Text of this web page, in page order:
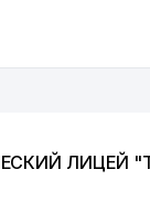
ЛИЦЕЙ